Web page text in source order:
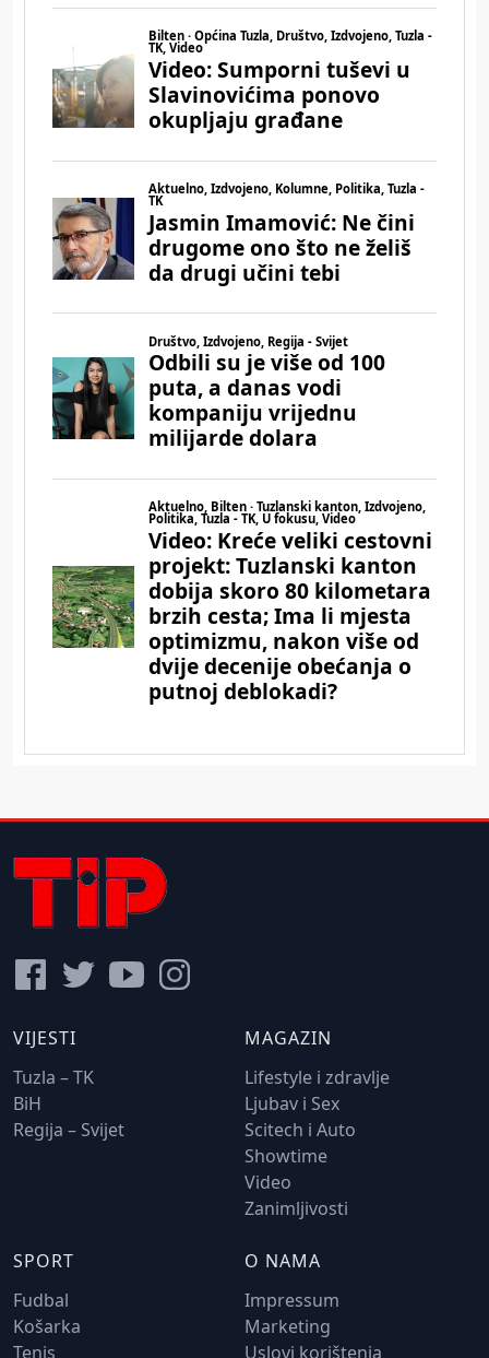
VIJESTI
Tuzla – TK
BiH
Regija – Svijet
MAGAZIN
Lifestyle i zdravlje
Ljubav i Sex
Scitech i Auto
Showtime
Video
Zanimljivosti
SPORT
Fudbal
Košarka
Tenis
O NAMA
Impressum
Marketing
Uslovi korištenja